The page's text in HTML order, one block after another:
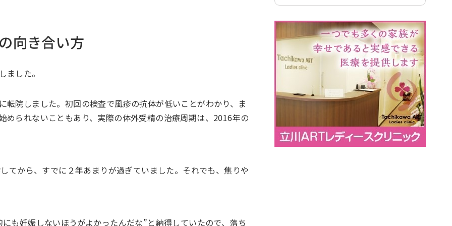
向き合い方
した。
院しました。初回の検査で風疹の抗体が低いことがわかり、ま
られないこともあり、実際の体外受精の治療周期は、2016年の
てから、すでに２年あまりが過ぎていました。それでも、焦りや
も妊娠しないほうがよかったんだな”と納得していたので、落ち